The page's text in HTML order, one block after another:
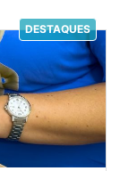
DESTAQUES